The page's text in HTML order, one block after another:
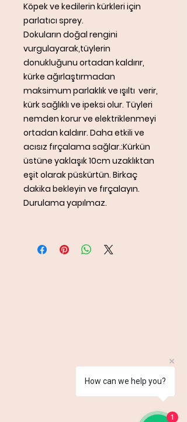
Köpek ve kedilerin kürkleri için
parlatıcı sprey.
Dokuların doğal rengini
vurgulayarak,tüylerin
donukluğunu ortadan kaldırır,
kürke ağırlaştırmadan
maksimum parlaklık ve ışıltı verir,
kürk sağlıklı ve ipeksi olur. Tüyleri
nemden korur ve elektriklenmeyi
ortadan kaldırır. Daha etkili ve
acısız fırçalama sağlar.:Kürkün
üstüne yaklaşık 10cm uzaklıktan
eşit olarak püskürtün. Birkaç
dakika bekleyin ve fırçalayın.
Durulama yapılmaz.
How can we help you?
1